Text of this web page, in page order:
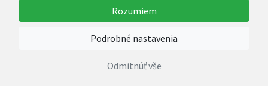
VytvorilMarek Kebza
Rozumiem
Podrobné nastavenia
Odmitnúť vše